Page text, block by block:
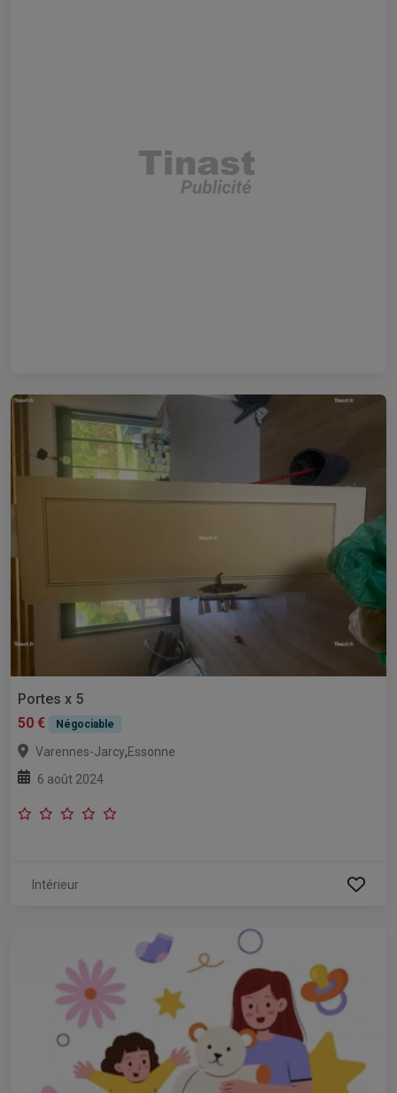
Portes x 5
50 €
Négociable
Varennes-Jarcy,Essonne
6 août 2024
Intérieur